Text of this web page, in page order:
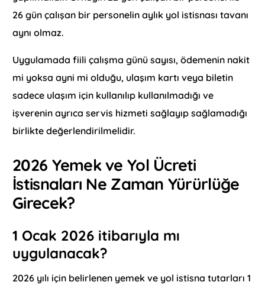
26 gün çalışan bir personelin aylık yol istisnası tavanı
aynı olmaz.
Uygulamada fiili çalışma günü sayısı, ödemenin nakit
mi yoksa ayni mi olduğu, ulaşım kartı veya biletin
sadece ulaşım için kullanılıp kullanılmadığı ve
işverenin ayrıca servis hizmeti sağlayıp sağlamadığı
birlikte değerlendirilmelidir.
2026 Yemek ve Yol Ücreti
İstisnaları Ne Zaman Yürürlüğe
Girecek?
1 Ocak 2026 itibarıyla mı
uygulanacak?
2026 yılı için belirlenen yemek ve yol istisna tutarları 1